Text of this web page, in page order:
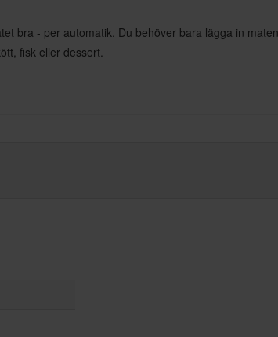
bra - per automatik. Du behöver bara lägga in
fisk eller dessert.